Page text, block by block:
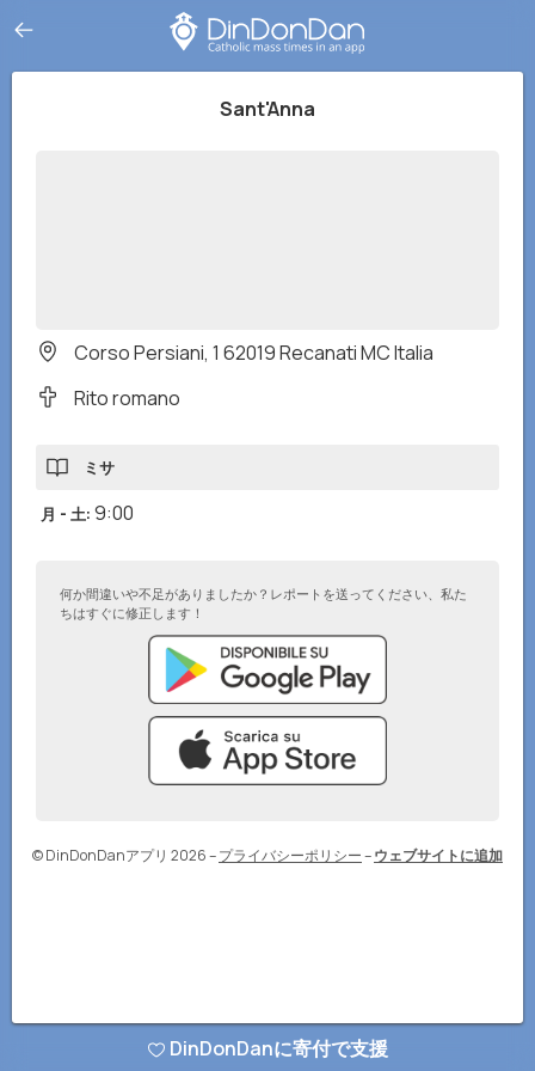
Sant'Anna
Corso Persiani, 1 62019 Recanati MC Italia
Rito romano
ミサ
月 - 土: 9:00
何か間違いや不足がありましたか？レポートを送ってください、私た
ちはすぐに修正します！
© DinDonDanアプリ 2026–プライバシーポリシー–ウェブサイトに追加
DinDonDanに寄付で支援